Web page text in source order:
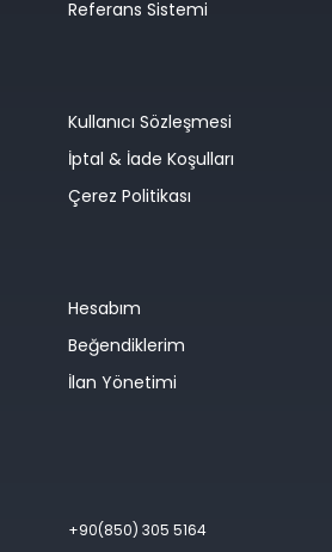
Referans Sistemi
Kullanıcı Sözleşmesi
İptal & İade Koşulları
Çerez Politikası
Hesabım
Beğendiklerim
İlan Yönetimi
+90(850) 305 5164